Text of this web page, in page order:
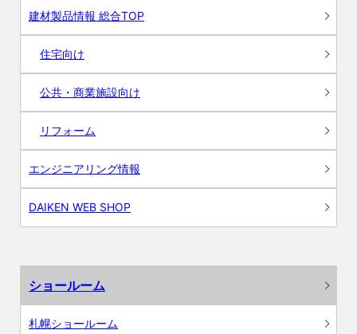
建材製品情報 総合TOP
住宅向け
公共・商業施設向け
リフォーム
エンジニアリング情報
DAIKEN WEB SHOP
ショールーム
札幌ショールーム